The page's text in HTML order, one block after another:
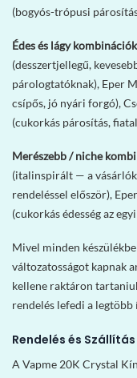
(bogyós-trópusi
Édes és lágy
(desszertjellegű,
párologtatóknak), Eper
csípős, jó nyári forgó),
(cukorkás párosítás,
Merészebb / niche
(italinspirált — a vásárlók
rendeléssel először),
(cukorkás édesség az
Mivel minden
változatosságot kapnak
kellene raktáron
rendelés lefedi a
Rendelés és Szállítás
A Vapme 20K Crystal